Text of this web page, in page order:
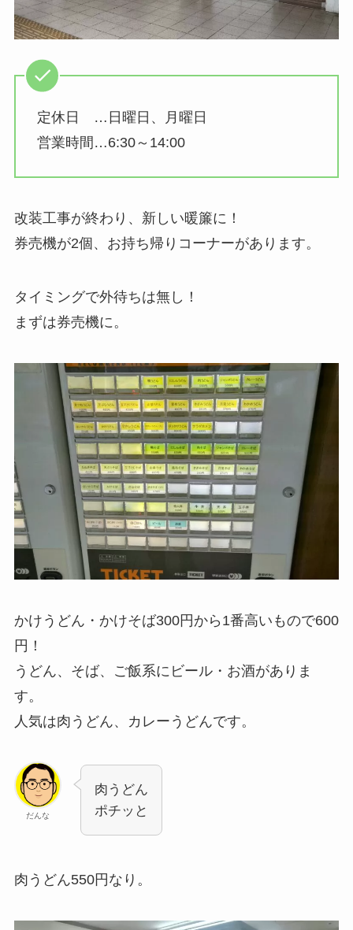
定休日 …日曜日、月曜日
営業時間…6:30～14:00
改装工事が終わり、新しい暖簾に！
券売機が2個、お持ち帰りコーナーがあります。
タイミングで外待ちは無し！
まずは券売機に。
かけうどん・かけそば300円から1番高いもので600
円！
うどん、そば、ご飯系にビール・お酒がありま
す。
人気は肉うどん、カレーうどんです。
だんな
肉うどん
ポチッと
肉うどん550円なり。